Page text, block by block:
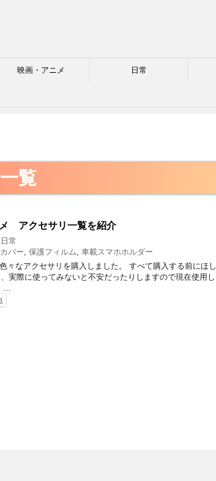
映画・アニメ 日常
覧
アクセサリ一覧を紹介
日常
バー, 保護フィルム, 車載スマホホルダー
々なアクセサリを購入しました。 すべて購入する前にほし
実際に使ってみないと不安だったりしますので現在使用し
…